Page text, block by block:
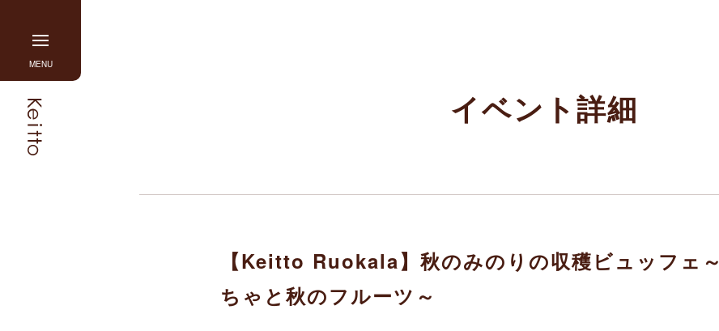
content
グ
ロ
バ
ル
MENU
イベント詳細
【Keitto Ruokala】秋のみのりの収穫ビュッフェ
ちゃと秋のフルーツ～